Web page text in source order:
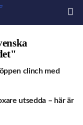
clinch med
utsedda – här är